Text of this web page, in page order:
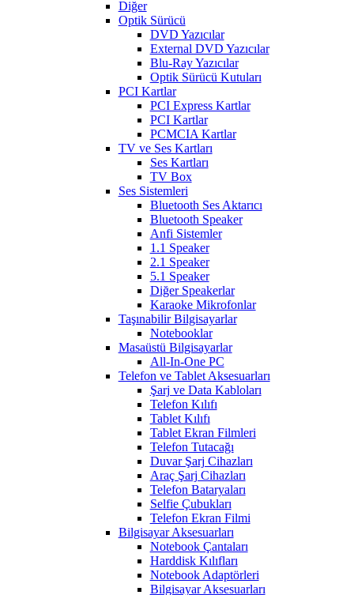
Diğer
Optik Sürücü
DVD Yazıcılar
External DVD Yazıcılar
Blu-Ray Yazıcılar
Optik Sürücü Kutuları
PCI Kartlar
PCI Express Kartlar
PCI Kartlar
PCMCIA Kartlar
TV ve Ses Kartları
Ses Kartları
TV Box
Ses Sistemleri
Bluetooth Ses Aktarıcı
Bluetooth Speaker
Anfi Sistemler
1.1 Speaker
2.1 Speaker
5.1 Speaker
Diğer Speakerlar
Karaoke Mikrofonlar
Taşınabilir Bilgisayarlar
Notebooklar
Masaüstü Bilgisayarlar
All-In-One PC
Telefon ve Tablet Aksesuarları
Şarj ve Data Kabloları
Telefon Kılıfı
Tablet Kılıfı
Tablet Ekran Filmleri
Telefon Tutacağı
Duvar Şarj Cihazları
Araç Şarj Cihazları
Telefon Bataryaları
Selfie Çubukları
Telefon Ekran Filmi
Bilgisayar Aksesuarları
Notebook Çantaları
Harddisk Kılıfları
Notebook Adaptörleri
Bilgisayar Aksesuarları